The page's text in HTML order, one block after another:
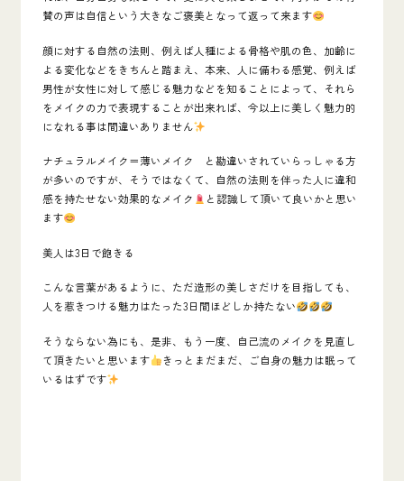
賛の声は自信という大きなご褒美となって返って来ます
顔に対する自然の法則、例えば人種による骨格や肌の色、加齢に
よる変化などをきちんと踏まえ、本来、人に備わる感覚、例えば
男性が女性に対して感じる魅力などを知ることによって、それら
をメイクの力で表現することが出来れば、今以上に美しく魅力的
になれる事は間違いありません
ナチュラルメイク＝薄いメイク と勘違いされていらっしゃる方
が多いのですが、そうではなくて、
自然の法則を伴った人に違和
感を持たせない効果的なメイク
と認識して頂いて良いかと思い
ます
美人は3日で飽きる
こんな言葉があるように、 ただ造形の美しさだけを目指しても、
人を惹きつける魅力はたった3日間ほどしか持たない
そうならない為にも、是非、もう一度、
自己流のメイクを見直し
て頂きたい と思います
きっとまだまだ、ご自身の魅力は眠って
いるはずです